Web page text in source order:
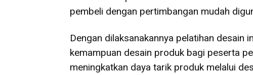
pembeli dengan pertimbangan mudah
Dengan dilaksanakannya pelatihan desain
kemampuan desain produk bagi peserta
meningkatkan daya tarik produk melalui